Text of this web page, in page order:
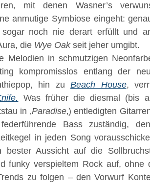
mit denen Wasner’s
anmutige Symbiose eingeht:
sogar noch nie derart erfüllt und
die Wye Oakseit jeher umgibt.
Melodien in schmutzigen
kompromisslos entlang der
hin zu Beach House,
Was früher die diesmal (bis
in ‚Paradise‚) entledigten
Bass zuständig,
in jeden Song
Aussicht auf die
funky verspieltem Rock auf, ohne
zu folgen – den Vorwurf